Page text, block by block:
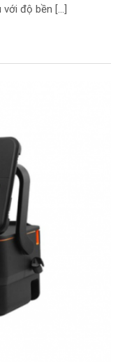
với độ bền […]